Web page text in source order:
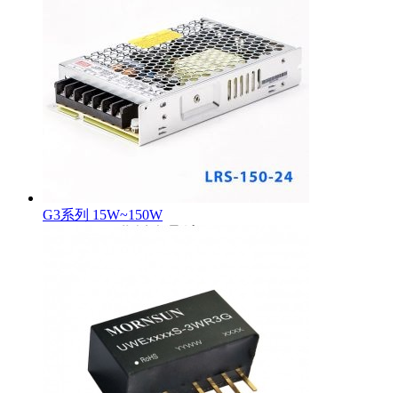
G3系列 15W~150W